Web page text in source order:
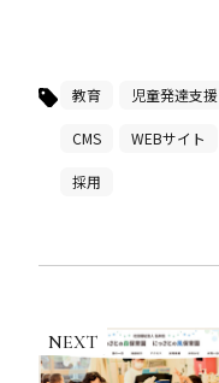
教育 児童発達支援
CMS WEBサイト
採用
NEXT